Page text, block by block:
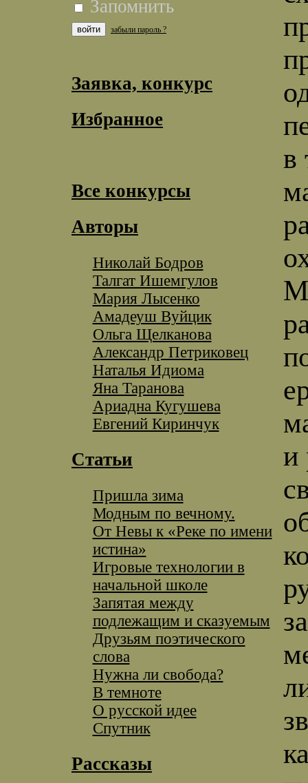
Запомнить
забыли пароль ?
Заявка, конкурс
Избранное
Все конкурсы
Авторы
Николай Бодров
Талгат Ишемгулов
Мария Лысенко
Амадеуш Вуйцик
Ольга Щелканова
Александр Петриковец
Наталья Идиома
Яна Таранова
Ариадна Кугушева
Евгений Киринчук
Статьи
Пришла зима
Модным по вечному.
От Невы к «Реке по имени
истина»
Игровые технологии в
начальной школе
Запятая между
подлежащим и сказуемым
Друзьям поэтического
слова
Нужна ли свобода?
В темноте
О русской идее
Спутник
Рассказы
в
и